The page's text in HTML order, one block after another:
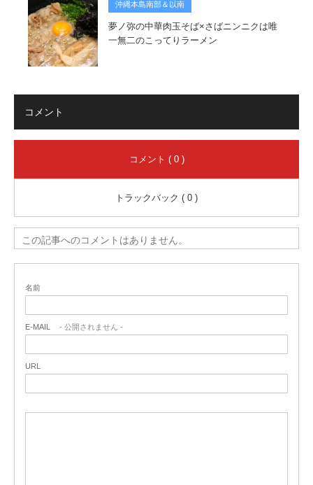
沖縄本島南部＆以南
夢ノ弥の中華肉玉そば×さばニンニクは唯
一無二のこってりラーメン
コメント
コメント ( 0 )
トラックバック ( 0 )
この記事へのコメントはありません。
名前
E-MAIL - 公開されません -
URL